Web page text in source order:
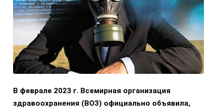
В феврале 2023 г. Всемирная организация
здравоохранения (ВОЗ) официально объявила,